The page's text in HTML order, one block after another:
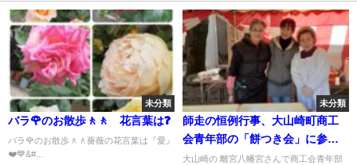
未分類
バラ🌹のお散歩🚶🚶 花言葉は❓
バラ🌹のお散歩🚶🚶薔薇の花言葉は『愛』
❤️💙&#...
未分類
師走の恒例行事、大山崎町商工
会青年部の「餅つき会」に参加
しました💪😊💪
大山崎の 離宮八幡宮さんで商工会青年部